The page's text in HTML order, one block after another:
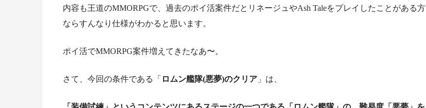
内容も王道のMMORPGで、過去のポイ活案件だとリネージュやAsh Taleをプレイしたことがある方
ならすんなり仕様がわかると思います。
ポイ活でMMORPG案件増えてきたなあ〜。
さて、今回の条件である「 ロムン艦隊(悪夢)のクリア 」は、